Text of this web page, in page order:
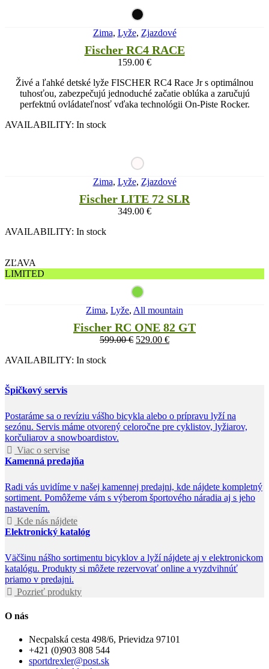
Zima, Lyže, Zjazdové
Fischer RC4 RACE
159.00 €
Živé a ľahké detské lyže FISCHER RC4 Race Jr s optimálnou
tuhosťou, zabezpečujú jednoduché začatie oblúka a zaručujú
perfektnú ovládateľnosť vďaka technológii On-Piste Rocker.
AVAILABILITY: In stock
Zima, Lyže, Zjazdové
Fischer LITE 72 SLR
349.00 €
AVAILABILITY: In stock
ZĽAVA
LIMITED
Zima, Lyže, All mountain
Fischer RC ONE 82 GT
599.00€ 529.00 €
AVAILABILITY: In stock
Špičkový servis
Postaráme sa o revíziu vášho bicykla alebo o prípravu lyží na
sezónu. Servis máme otvorený celoročne pre cyklistov, lyžiarov,
korčuliarov a snowboardistov.
Viac o servise
Kamenná predajňa
Radi vás uvidíme v našej kamennej predajni, kde nájdete kompletný
sortiment. Pomôžeme vám s výberom športového náradia aj s jeho
nastavením.
Kde nás nájdete
Elektronický katalóg
Väčšinu nášho sortimentu bicyklov a lyží nájdete aj v elektronickom
katalógu. Produkty si môžete rezervovať online a vyzdvihnúť
priamo v predajni.
Pozrieť produkty
O nás
Necpalská cesta 498/6, Prievidza 97101
+421 (0)903 808 544
sportdrexler@post.sk